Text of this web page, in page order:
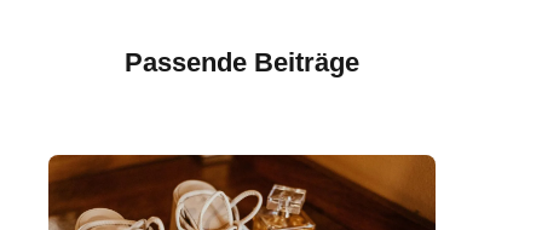
Passende Beiträge